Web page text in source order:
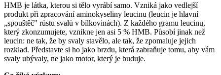
HMB je látka, kterou si tělo vyrábí samo. Vzniká jako vedlejší
produkt při zpracování aminokyseliny leucinu (leucin je hlavní
„spouštěč" růstu svalů v bílkovinách). Z každého gramu leucinu,
který zkonzumujete, vznikne jen asi 5 % HMB. Působí jinak než
leucin: ne tak, že by svaly stavělo, ale tak, že zpomaluje jejich
rozklad. Představte si ho jako brzdu, která zabraňuje tomu, aby vám
svaly ubývaly, ne jako motor, který je buduje.